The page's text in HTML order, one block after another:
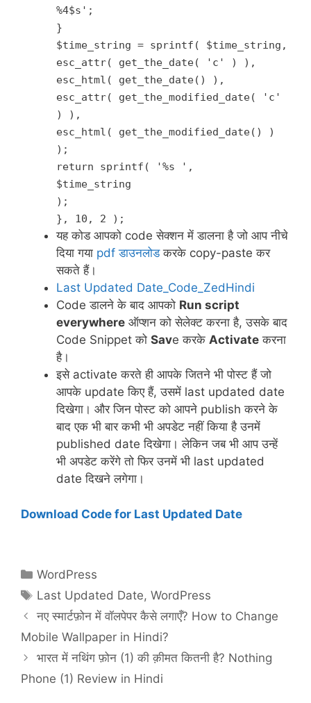
%4$s ';
}
$time_string = sprintf( $time_string,
esc_attr( get_the_date( 'c' ) ),
esc_html( get_the_date() ),
esc_attr( get_the_modified_date( 'c'
) ),
esc_html( get_the_modified_date() )
);
return sprintf( '%s ',
$time_string
);
}, 10, 2 );
यह कोड आपको code सेक्शन में डालना है जो आप नीचे
दिया गया pdf डाउनलोडकरके copy-paste कर
सकते हैं।
Last Updated Date_Code_ZedHindi
Code डालने के बाद आपको Run script
everywhere ऑप्शन को सेलेक्ट करना है, उसके बाद
Code Snippet को Save करके Activate करना
है।
इसे activate करते ही आपके जितने भी पोस्ट हैं जो
आपके update किए हैं, उसमें last updated date
दिखेगा। और जिन पोस्ट को आपने publish करने के
बाद एक भी बार कभी भी अपडेट नहीं किया है उनमें
published date दिखेगा। लेकिन जब भी आप उन्हें
भी अपडेट करेंगे तो फिर उनमें भी last updated
date दिखने लगेगा।
Download Code for Last Updated Date
Categories
WordPress
Tags
Last Updated Date,WordPress
नए स्मार्टफ़ोन में वॉलपेपर कैसे लगाएँ? How to Change
Mobile Wallpaper in Hindi?
भारत में नथिंग फ़ोन (1) की क़ीमत कितनी है? Nothing
Phone (1) Review in Hindi